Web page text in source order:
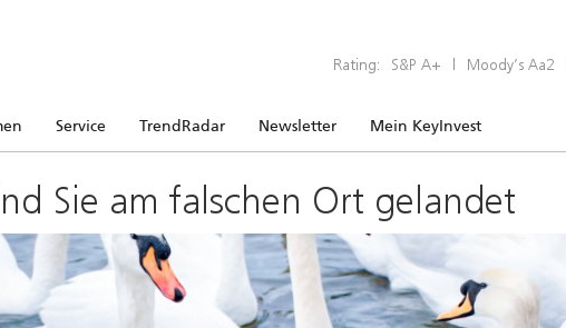
Rating: S&P A+ | Moody’s Aa2
Service TrendRadar Newsletter Mein KeyInvest
Sie am falschen Ort gelandet